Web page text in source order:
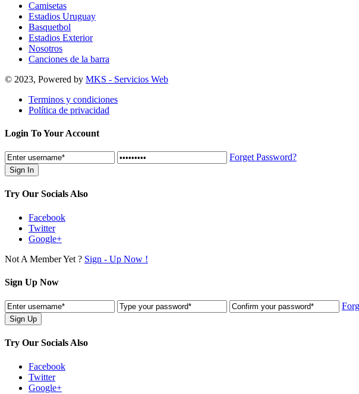
Camisetas
Estadios Uruguay
Basquetbol
Estadios Exterior
Nosotros
Canciones de la barra
© 2023, Powered by MKS - Servicios Web
Terminos y condiciones
Política de privacidad
Login To Your Account
Forget Password?
Try Our Socials Also
Facebook
Twitter
Google+
Not A Member Yet ? Sign - Up Now !
Sign Up Now
Try Our Socials Also
Facebook
Twitter
Google+